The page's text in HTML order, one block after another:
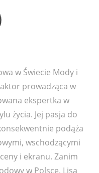
w Świecie Mody i
prowadząca w
ekspertka w
życia. Jej pasja do
podąża
wschodzącymi
i ekranu. Zanim
w Polsce, Lisa